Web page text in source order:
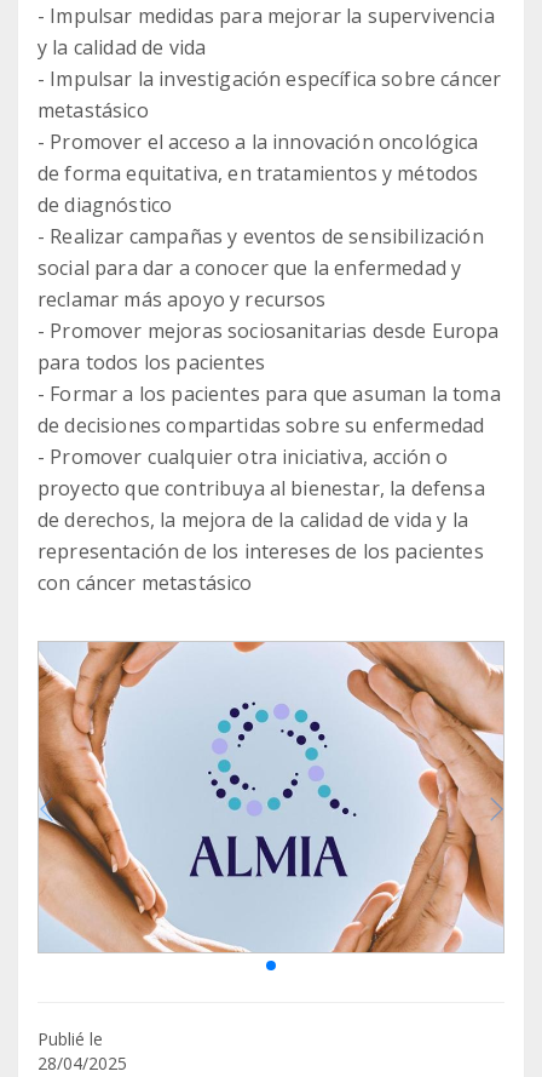
- Impulsar medidas para mejorar la supervivencia
y la calidad de vida
- Impulsar la investigación específica sobre cáncer
metastásico
- Promover el acceso a la innovación oncológica
de forma equitativa, en tratamientos y métodos
de diagnóstico
- Realizar campañas y eventos de sensibilización
social para dar a conocer que la enfermedad y
reclamar más apoyo y recursos
- Promover mejoras sociosanitarias desde Europa
para todos los pacientes
- Formar a los pacientes para que asuman la toma
de decisiones compartidas sobre su enfermedad
- Promover cualquier otra iniciativa, acción o
proyecto que contribuya al bienestar, la defensa
de derechos, la mejora de la calidad de vida y la
representación de los intereses de los pacientes
con cáncer metastásico
Publié le
28/04/2025